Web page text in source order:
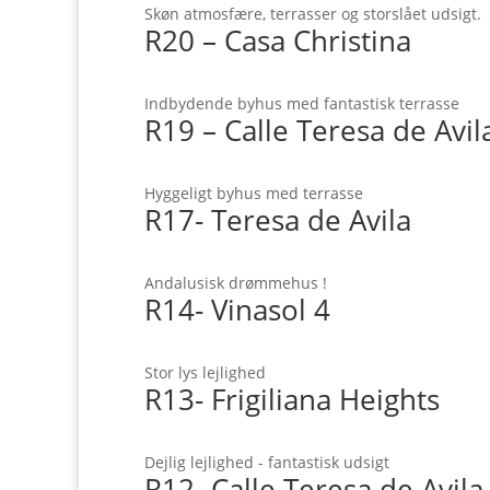
Skøn atmosfære, terrasser og storslået udsigt.
R20 – Casa Christina
Indbydende byhus med fantastisk terrasse
R19 – Calle Teresa de
Hyggeligt byhus med terrasse
R17- Teresa de Avila
Andalusisk drømmehus !
R14- Vinasol 4
Stor lys lejlighed
R13- Frigiliana Heights
Dejlig lejlighed - fantastisk udsigt